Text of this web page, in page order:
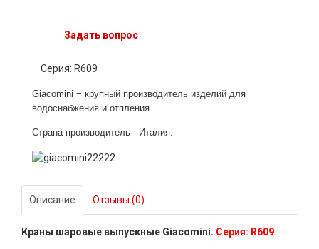
Задать вопрос
Серия: R609
Giacomini − крупный производитель изделий для
водоснабжения и отпления.
Страна производитель - Италия.
Описание Отзывы (0)
Краны шаровые выпускные Giacomini. Серия: R609